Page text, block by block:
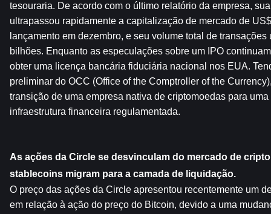
tesouraria. De acordo com o último relatório da empresa,
ultrapassou rapidamente a capitalização de mercado de
lançamento em dezembro, e seu volume total de
bilhões. Enquanto as especulações sobre um IPO
obter uma licença bancária fiduciária nacional nos EUA.
preliminar do OCC (Office of the Comptroller of the
transição de uma empresa nativa de criptomoedas para
infraestrutura financeira regulamentada.
As ações da Circle se desvinculam do mercado de
stablecoins migram para a camada de liquidação.
O preço das ações da Circle apresentou recentemente um
em relação à ação do preço do Bitcoin, devido a uma